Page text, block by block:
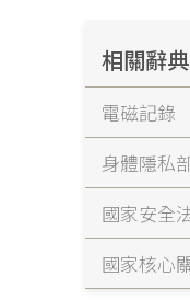
相關辭典
電磁記錄
身體隱私
國家安全
國家核心